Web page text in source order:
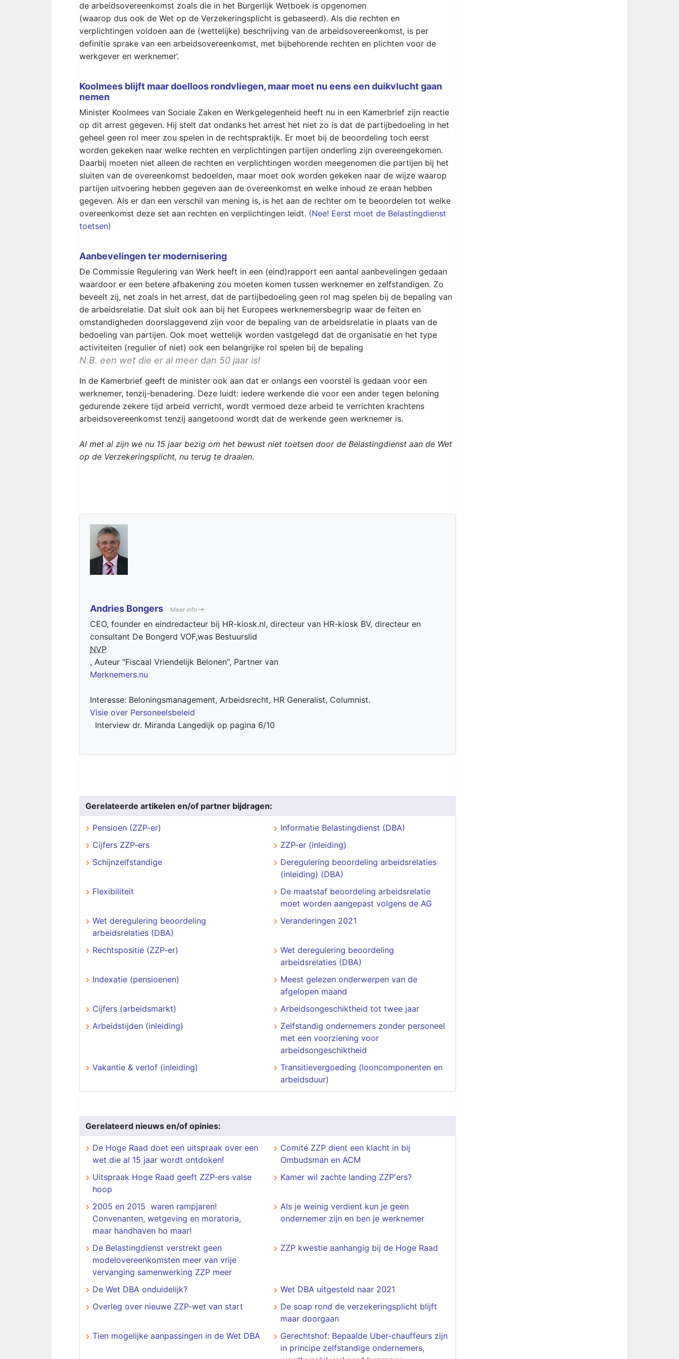
de arbeidsovereenkomst zoals die in het Burgerlijk Wetboek is opgenomen
(waarop dus ook de Wet op de Verzekeringsplicht is gebaseerd). Als die rechten en
verplichtingen voldoen aan de (wettelijke) beschrijving van de arbeidsovereenkomst, is per
definitie sprake van een arbeidsovereenkomst, met bijbehorende rechten en plichten voor de
werkgever en werknemer’.
Koolmees blijft maar doelloos rondvliegen, maar moet nu eens een duikvlucht gaan
nemen
Minister Koolmees van Sociale Zaken en Werkgelegenheid heeft nu in een Kamerbrief zijn reactie
op dit arrest gegeven. Hij stelt dat ondanks het arrest het niet zo is dat de partijbedoeling in het
geheel geen rol meer zou spelen in de rechtspraktijk. Er moet bij de beoordeling toch eerst
worden gekeken naar welke rechten en verplichtingen partijen onderling zijn overeengekomen.
Daarbij moeten niet alleen de rechten en verplichtingen worden meegenomen die partijen bij het
sluiten van de overeenkomst bedoelden, maar moet ook worden gekeken naar de wijze waarop
partijen uitvoering hebben gegeven aan de overeenkomst en welke inhoud ze eraan hebben
gegeven. Als er dan een verschil van mening is, is het aan de rechter om te beoordelen tot welke
overeenkomst deze set aan rechten en verplichtingen leidt. (Nee! Eerst moet de Belastingdienst
toetsen)
Aanbevelingen ter modernisering
De Commissie Regulering van Werk heeft in een (eind)rapport een aantal aanbevelingen gedaan
waardoor er een betere afbakening zou moeten komen tussen werknemer en zelfstandigen. Zo
beveelt zij, net zoals in het arrest, dat de partijbedoeling geen rol mag spelen bij de bepaling van
de arbeidsrelatie. Dat sluit ook aan bij het Europees werknemersbegrip waar de feiten en
omstandigheden doorslaggevend zijn voor de bepaling van de arbeidsrelatie in plaats van de
bedoeling van partijen. Ook moet wettelijk worden vastgelegd dat de organisatie en het type
activiteiten (regulier of niet) ook een belangrijke rol spelen bij de bepaling
N.B. een wet die er al meer dan 50 jaar is!
In de Kamerbrief geeft de minister ook aan dat er onlangs een voorstel is gedaan voor een
werknemer, tenzij-benadering. Deze luidt: iedere werkende die voor een ander tegen beloning
gedurende zekere tijd arbeid verricht, wordt vermoed deze arbeid te verrichten krachtens
arbeidsovereenkomst tenzij aangetoond wordt dat de werkende geen werknemer is.
Al met al zijn we nu 15 jaar bezig om het bewust niet toetsen door de Belastingdienst aan de Wet
op de Verzekeringsplicht, nu terug te draaien.
Andries Bongers Meer info
CEO, founder en eindredacteur bij HR-kiosk.nl, directeur van HR-kiosk BV, directeur en
consultant De Bongerd VOF,was Bestuurslid
NVP
, Auteur "Fiscaal Vriendelijk Belonen", Partner van
Merknemers.nu
Interesse: Beloningsmanagement, Arbeidsrecht, HR Generalist, Columnist.
Visie over Personeelsbeleid
Interview dr. Miranda Langedijk op pagina 6/10
Gerelateerde artikelen en/of partner bijdragen:
Pensioen (ZZP-er)
Informatie Belastingdienst (DBA)
Cijfers ZZP-ers
ZZP-er (inleiding)
Schijnzelfstandige
Deregulering beoordeling arbeidsrelaties
(inleiding) (DBA)
Flexibiliteit
De maatstaf beoordeling arbeidsrelatie
moet worden aangepast volgens de AG
Wet deregulering beoordeling
arbeidsrelaties (DBA)
Veranderingen 2021
Rechtspositie (ZZP-er)
Wet deregulering beoordeling
arbeidsrelaties (DBA)
Indexatie (pensioenen)
Meest gelezen onderwerpen van de
afgelopen maand
Cijfers (arbeidsmarkt)
Arbeidsongeschiktheid tot twee jaar
Arbeidstijden (inleiding)
Zelfstandig ondernemers zonder personeel
met een voorziening voor
arbeidsongeschiktheid
Vakantie & verlof (inleiding)
Transitievergoeding (looncomponenten en
arbeidsduur)
Gerelateerd nieuws en/of opinies:
De Hoge Raad doet een uitspraak over een
wet die al 15 jaar wordt ontdoken!
Comité ZZP dient een klacht in bij
Ombudsman en ACM
Uitspraak Hoge Raad geeft ZZP-ers valse
hoop
Kamer wil zachte landing ZZP'ers?
2005 en 2015 waren rampjaren!
Convenanten, wetgeving en moratoria,
maar handhaven ho maar!
Als je weinig verdient kun je geen
ondernemer zijn en ben je werknemer
De Belastingdienst verstrekt geen
modelovereenkomsten meer van vrije
vervanging samenwerking ZZP meer
ZZP kwestie aanhangig bij de Hoge Raad
De Wet DBA onduidelijk?
Wet DBA uitgesteld naar 2021
Overleg over nieuwe ZZP-wet van start
De soap rond de verzekeringsplicht blijft
maar doorgaan
Tien mogelijke aanpassingen in de Wet DBA
Gerechtshof: Bepaalde Uber-chauffeurs zijn
in principe zelfstandige ondernemers,